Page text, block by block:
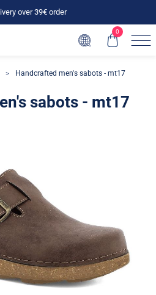
over 39€ order
0
Handcrafted men's sabots - mt17
sabots - mt17